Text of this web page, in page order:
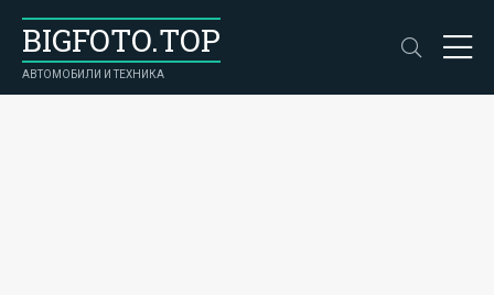
BIGFOTO.TOP
АВТОМОБИЛИ И ТЕХНИКА